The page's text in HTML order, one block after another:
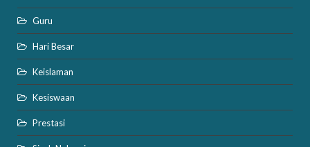
Guru
Hari Besar
Keislaman
Kesiswaan
Prestasi